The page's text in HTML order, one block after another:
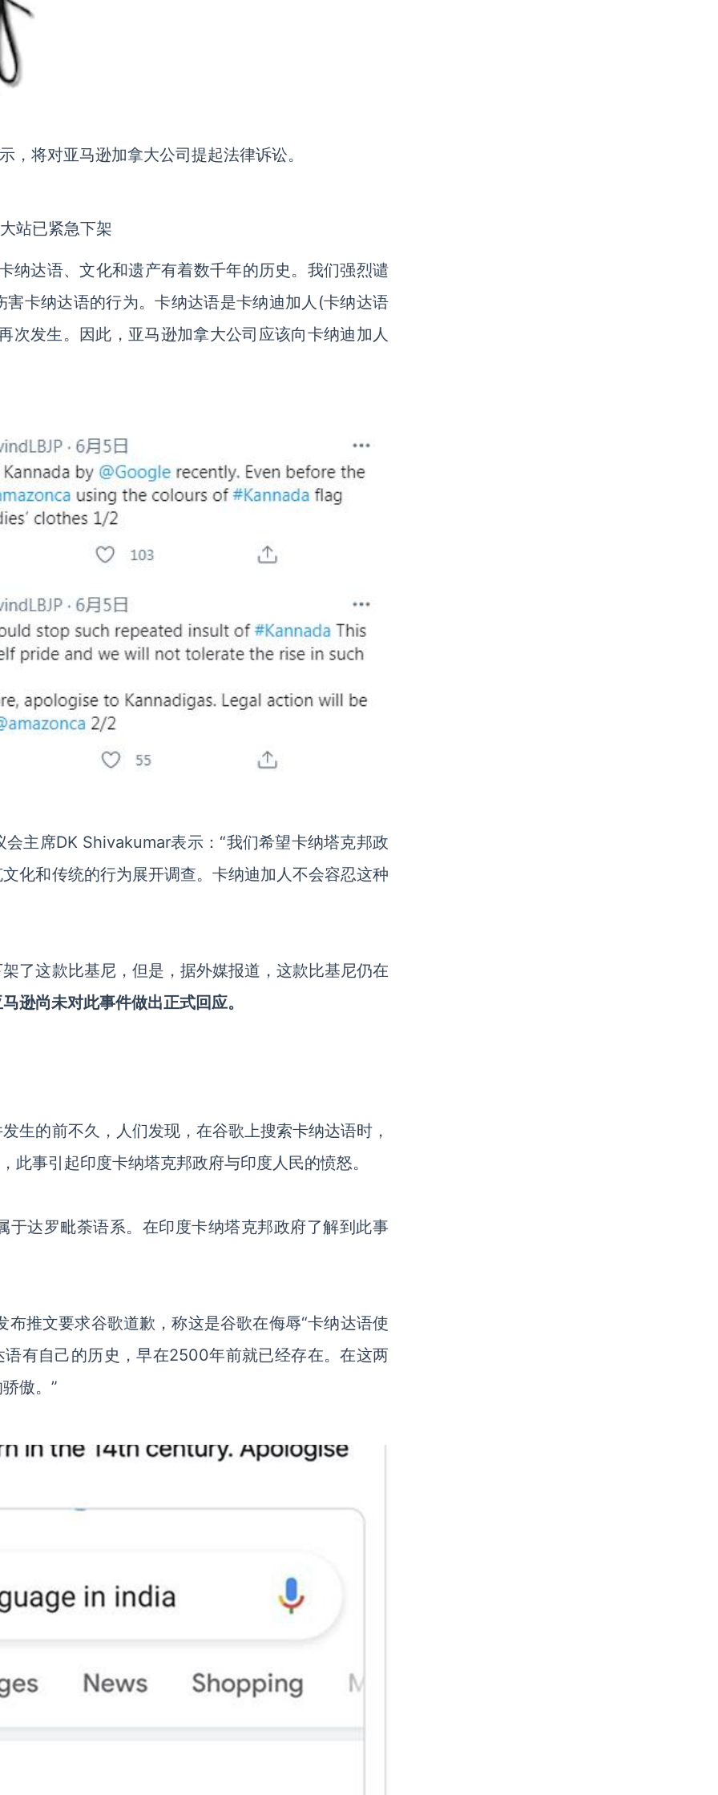
将对亚马逊加拿大公司提起法律诉讼。
纳达语、文化和遗产有着数千年的历史。我们强烈谴
卡纳达语的行为。卡纳达语是卡纳迪加人(卡纳达语
次发生。因此，亚马逊加拿大公司应该向卡纳迪加人
主席DK Shivakumar表示：“我们希望卡纳塔克邦政
化和传统的行为展开调查。卡纳迪加人不会容忍这种
了这款比基尼，但是，据外媒报道，这款比基尼仍在
逊尚未对此事件做出正式回应。
生的前不久，人们发现，在谷歌上搜索卡纳达语时，
此事引起印度卡纳塔克邦政府与印度人民的愤怒。
达罗毗荼语系。在印度卡纳塔克邦政府了解到此事
推文要求谷歌道歉，称这是谷歌在侮辱“卡纳达语使
有自己的历史，早在2500年前就已经存在。在这两
傲。”